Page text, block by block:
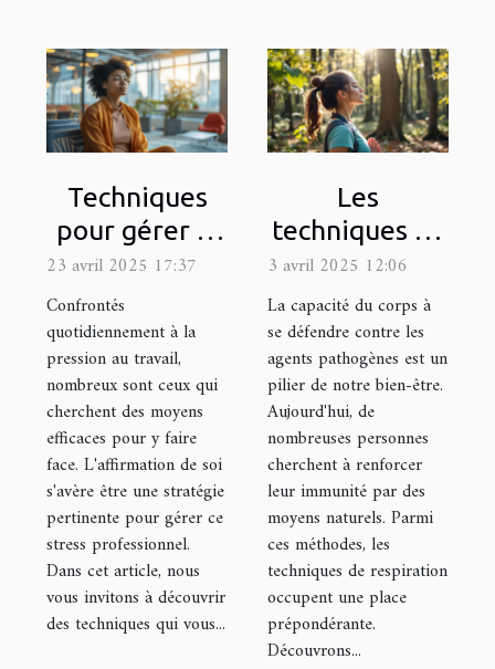
Techniques
pour gérer la
pression au
travail grâce à
l'affirmation
de soi
23 avril 2025 17:37
Confrontés
quotidiennement à la
pression au travail,
nombreux sont ceux qui
cherchent des moyens
efficaces pour y faire
face. L'affirmation de soi
s'avère être une stratégie
pertinente pour gérer ce
stress professionnel.
Dans cet article, nous
vous invitons à découvrir
des techniques qui vous...
Les
techniques de
respiration
pour booster
l'immunité
naturelle du
corps
3 avril 2025 12:06
La capacité du corps à
se défendre contre les
agents pathogènes est un
pilier de notre bien-être.
Aujourd'hui, de
nombreuses personnes
cherchent à renforcer
leur immunité par des
moyens naturels. Parmi
ces méthodes, les
techniques de respiration
occupent une place
prépondérante.
Découvrons...